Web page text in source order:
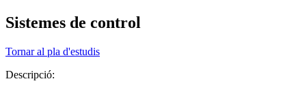
Sistemes de control
Tornar al pla d'estudis
Descripció: